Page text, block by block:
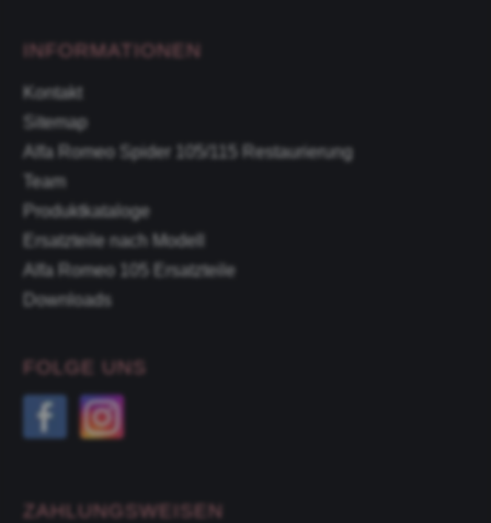
INFORMATIONEN
Kontakt
Sitemap
Alfa Romeo Spider 105/115 Restaurierung
Team
Produktkataloge
Ersatzteile nach Modell
Alfa Romeo 105 Ersatzteile
Downloads
FOLGE UNS
ZAHLUNGSWEISEN